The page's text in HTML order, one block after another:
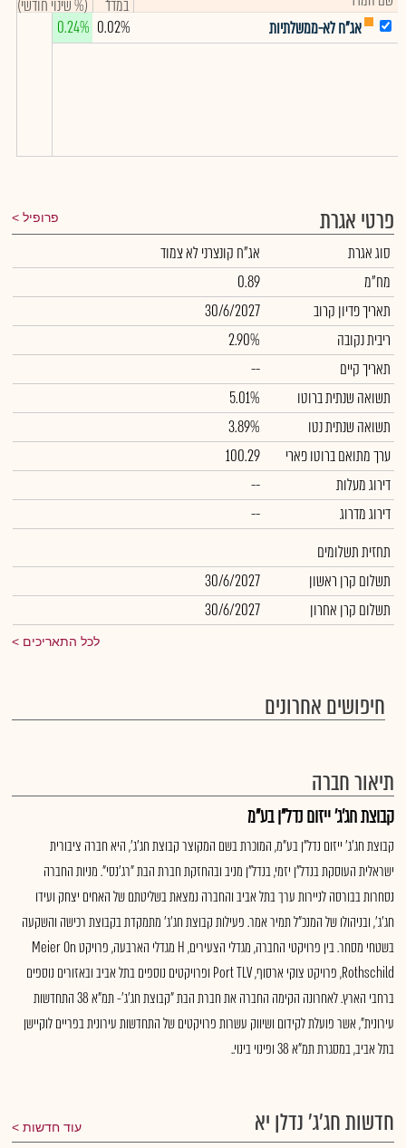
במדד
(% שינוי חודשי)
אג"ח לא-ממשלתיות
0.02%
0.24%
פרטי אגרת פרופיל
סוג אגרת
אג"ח קונצרני לא צמוד
מח"מ
0.89
תאריך פדיון קרוב
30/6/2027
ריבית נקובה
2.90%
תאריך קיים
--
תשואה שנתית ברוטו
5.01%
תשואה שנתית נטו
3.89%
ערך מתואם ברוטו פארי
100.29
דירוג מעלות
--
דירוג מדרוג
--
תחזית תשלומים
תשלום קרן ראשון
30/6/2027
תשלום קרן אחרון
30/6/2027
לכל התאריכים
חיפושים אחרונים
תיאור חברה
קבוצת חג'ג' ייזום נדל"ן בע"מ
קבוצת חג'ג' ייזום נדל"ן בע"מ, המוכרת בשם המקוצר קבוצת חג'ג', היא חברה ציבורית
ישראלית העוסקת בנדל"ן יזמי, בנדל"ן מניב ובהחזקת חברת הבת "רג'נסי". מניות החברה
נסחרות בבורסה לניירות ערך בתל אביב והחברה נמצאת בשליטתם של האחים יצחק ועידו
חג'ג', ובניהולו של המנכ"ל תמיר אמר. פעילות קבוצת חג'ג' מתמקדת בקבוצת רכישה והשקעה
בשטחי מסחר. בין פרויקטי החברה, מגדלי הצעירים, H מגדלי הארבעה, פרויקט Meier On
Rothschild, פרויקט צוקי ארסוף, Port TLV ופרויקטים נוספים בתל אביב ובאזורים נוספים
ברחבי הארץ. לאחרונה הקימה החברה את חברת הבת "קבוצת חג'ג'- תמ"א 38 התחדשות
עירונית", אשר פועלת לקידום ושיווק עשרות פרויקטים של התחדשות עירונית בפריים לוקיישן
בתל אביב, במסגרת תמ"א 38 ופינוי בינוי..
חדשות חג'ג' נדלן יא עוד חדשות